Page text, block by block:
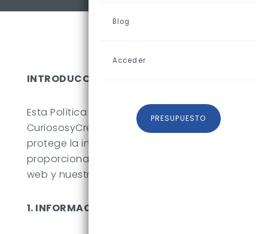
Blog
Acceder
PRESUPUESTO
INTRODUCCIÓN
Esta Política de Privacidad describe cómo
CuriososyCreativos recopila, utiliza y
protege la información personal que nos
proporcionas cuando utilizas nuestro sitio
web y nuestros servicios.
1. INFORMACIÓN QUE RECOPILAMOS